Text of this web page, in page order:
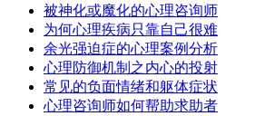
被神化或魔化的心理咨询师
为何心理疾病只靠自己很难
余光强迫症的心理案例分析
心理防御机制之内心的投射
常见的负面情绪和躯体症状
心理咨询师如何帮助求助者